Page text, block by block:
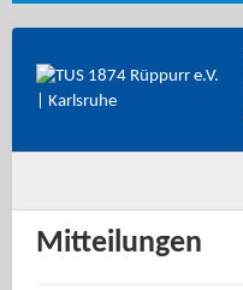
Mitteilungen